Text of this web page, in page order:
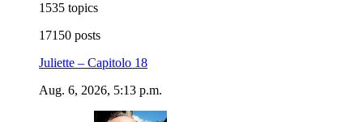
1535 topics
17150 posts
Juliette – Capitolo 18
Aug. 6, 2026, 5:13 p.m.